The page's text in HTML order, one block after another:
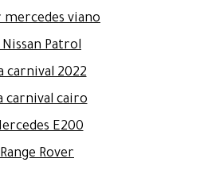
mercedes viano
Nissan Patrol
carnival 2022
carnival cairo
E200
Rover